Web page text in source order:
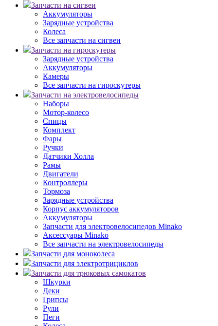
Запчасти на сигвеи
Аккумуляторы
Зарядные устройства
Колеса
Все запчасти на сигвеи
Запчасти на гироскутеры
Зарядные устройства
Аккумуляторы
Камеры
Все запчасти на гироскутеры
Запчасти на электровелосипеды
Наборы
Мотор-колесо
Спицы
Комплект
Фары
Ручки
Датчики Холла
Рамы
Двигатели
Контроллеры
Тормоза
Зарядные устройства
Корпус аккумуляторов
Аккумуляторы
Запчасти для электровелосипедов Minako
Аксессуары Minako
Все запчасти на электровелосипеды
Запчасти для моноколеса
Запчасти для электротрициклов
Запчасти для трюковых самокатов
Шкурки
Деки
Грипсы
Рули
Пеги